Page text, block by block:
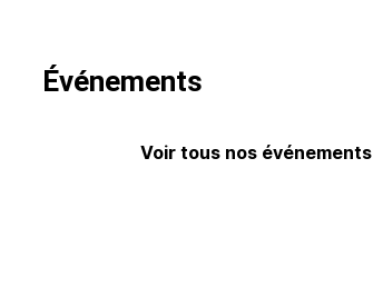
Événements
Voir tous nos événements